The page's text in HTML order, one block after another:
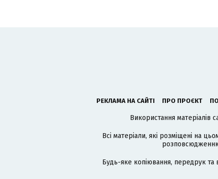
РЕКЛАМА НА САЙТІ ПРО ПРОЄКТ
Використання матеріалів
Всі матеріали, які розміщені на
розповсюдженню
Будь-яке копіювання, передрук та